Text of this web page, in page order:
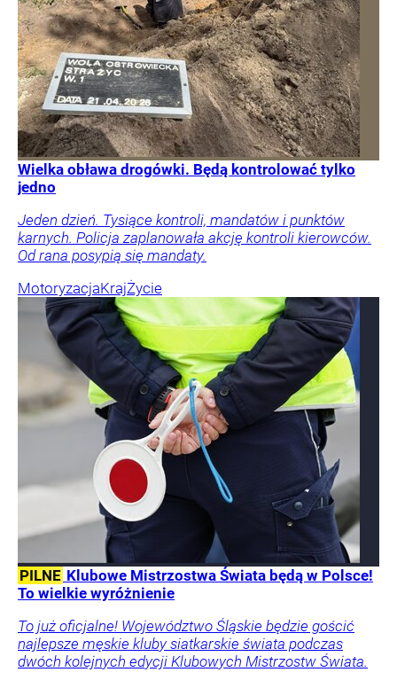
Wielka obława drogówki. Będą kontrolować tylko
jedno
Jeden dzień. Tysiące kontroli, mandatów i punktów
karnych. Policja zaplanowała akcję kontroli kierowców.
Od rana posypią się mandaty.
MotoryzacjaKrajŻycie
PILNE Klubowe Mistrzostwa Świata będą w Polsce!
To wielkie wyróżnienie
To już oficjalne! Województwo Śląskie będzie gościć
najlepsze męskie kluby siatkarskie świata podczas
dwóch kolejnych edycji Klubowych Mistrzostw Świata.